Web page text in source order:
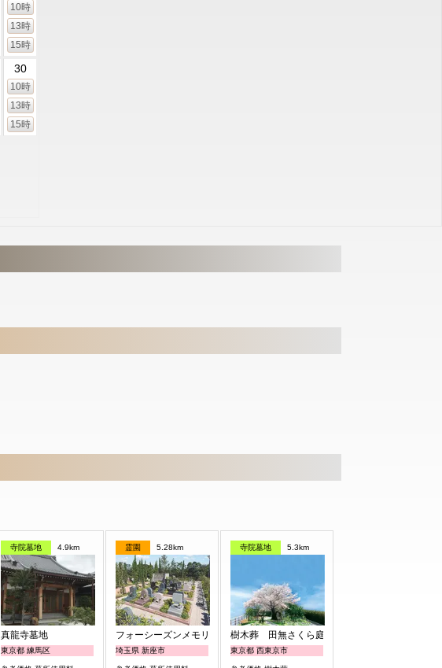
10時
13時
15時
30
10時
13時
15時
寺院墓地 4.9km
真龍寺墓地
東京都 練馬区
霊園 5.28km
フォーシーズンメモリアル新座
埼玉県 新座市
寺院墓地 5.3km
樹木葬 田無さくら庭園
東京都 西東京市